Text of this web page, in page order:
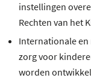
instellingen
Rechten van het
Internationale en
zorg voor
worden